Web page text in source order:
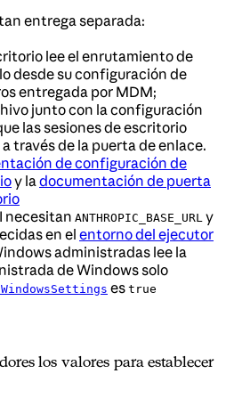
entrega separada:
lee el enrutamiento de
desde su configuración de
entregada por MDM;
junto con la configuración
las sesiones de escritorio
través de la puerta de enlace.
de configuración de
y la documentación de puerta
necesitan ANTHROPIC_BASE_URL y
en el entorno del ejecutor
administradas lee la
de Windows solo
es true
los valores para establecer